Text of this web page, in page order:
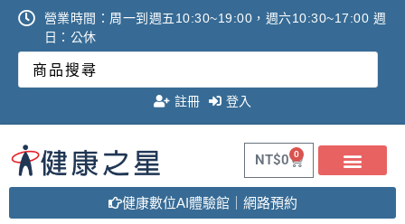
營業時間：周一到週五10:30~19:00，週六10:30~17:00 週
日：公休
註冊 登入
NT$0 0
健康數位AI體驗館｜網路預約